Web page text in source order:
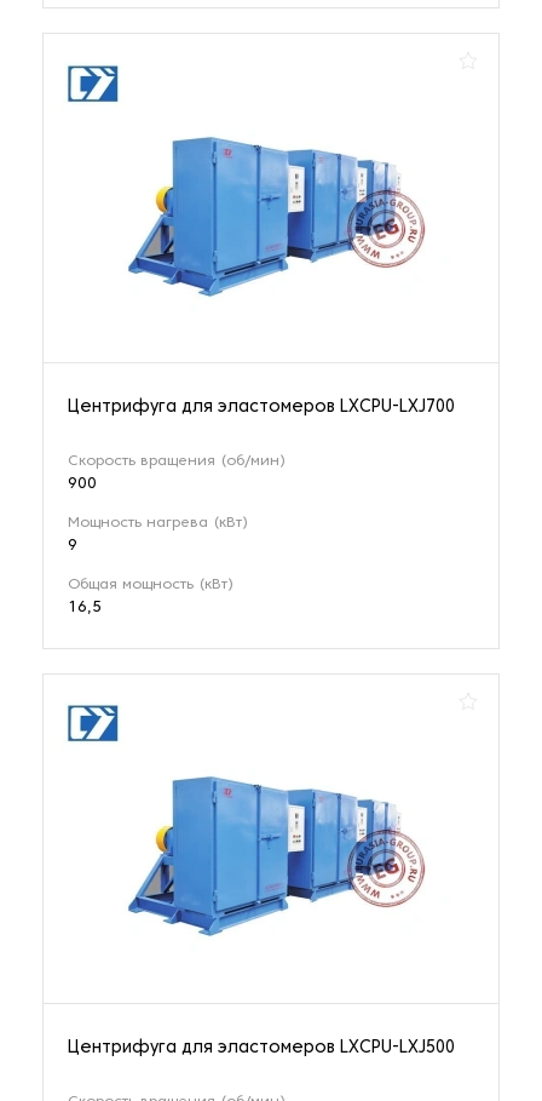
Центрифуга для эластомеров LXCPU-LXJ700
Скорость вращения (об/мин)
900
Мощность нагрева (кВт)
9
Общая мощность (кВт)
16,5
Центрифуга для эластомеров LXCPU-LXJ500